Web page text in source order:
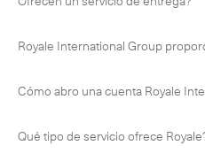
Royale International Group
Cómo abro una cuenta Royale
Qué tipo de servicio ofrece